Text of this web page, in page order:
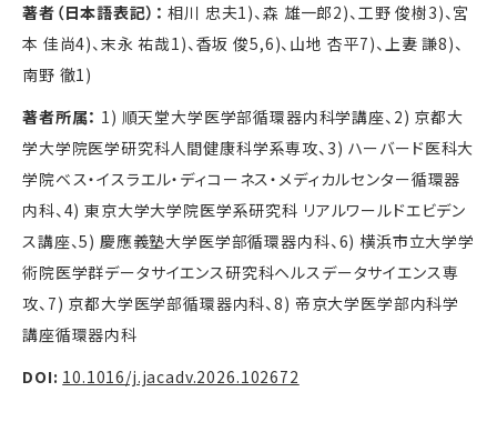
著者（日本語表記）：相川 忠夫1)、森 雄一郎2)、工野 俊樹3)、宮
本 佳尚4)、末永 祐哉1)、香坂 俊5,6)、山地 杏平7)、上妻 謙8)、
南野 徹1)
著者所属： 1) 順天堂大学医学部循環器内科学講座、 2) 京都大
学大学院医学研究科人間健康科学系専攻、 3) ハーバード医科大
学院ベス・イスラエル・ディコーネス・メディカルセンター循環器
内科、4)東京大学大学院医学系研究科 リアルワールドエビデン
ス講座、5) 慶應義塾大学医学部循環器内科、6)横浜市立大学学
術院医学群データサイエンス研究科ヘルスデータサイエンス専
攻、 7) 京都大学医学部循環器内科、8) 帝京大学医学部内科学
講座循環器内科
DOI: 10.1016/j.jacadv.2026.102672